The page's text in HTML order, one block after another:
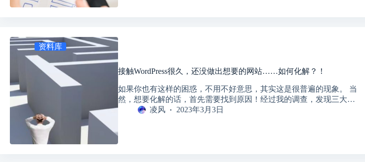
资料库
接触WordPress很久，还没做出想要的网站……如何化解？！
如果你也有这样的困惑，不用不好意思，其实这是很普遍的现象。 当
然，想要化解的话，首先需要找到原因！经过我的调查，发现三大…
凌风
2023年3月3日